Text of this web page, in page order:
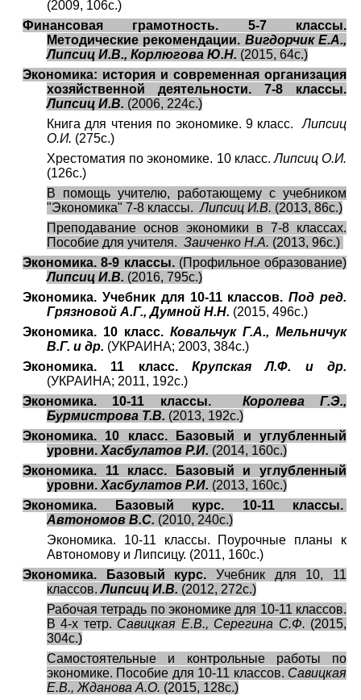
(2009, 106с.)
Финансовая грамотность. 5-7 классы.
Методические рекомендации. Вигдорчик Е.А.,
Липсиц И.В., Корлюгова Ю.Н. (2015, 64с.)
Экономика: история и современная организация
хозяйственной деятельности. 7-8 классы.
Липсиц И.В. (2006, 224с.)
Книга для чтения по экономике. 9 класс.
Липсиц
О.И. (275с.)
Хрестоматия по экономике. 10 класс.Липсиц О.И.
(126с.)
В помощь учителю, работающему с учебником
"Экономика" 7-8 классы.Липсиц И.В. (2013, 86с.)
Преподавание основ экономики в 7-8 классах.
Пособие для учителя. Заиченко Н.А. (2013, 96с.)
Экономика. 8-9 классы.(Профильное образование)
Липсиц И.В. (2016, 795с.)
Экономика. Учебник для 10-11 классов.Под ред.
Грязновой А.Г., Думной Н.Н. (2015, 496с.)
Экономика. 10 класс. Ковальчук Г.А., Мельничук
В.Г. и др. (УКРАИНА; 2003, 384с.)
Экономика. 11 класс. Крупская Л.Ф. и др.
(УКРАИНА; 2011, 192с.)
Экономика. 10-11 классы. Королева Г.Э.,
Бурмистрова Т.В. (2013, 192с.)
Экономика. 10 класс. Базовый и углубленный
уровни. Хасбулатов Р.И. (2014, 160с.)
Экономика. 11 класс. Базовый и углубленный
уровни. Хасбулатов Р.И. (2013, 160с.)
Экономика. Базовый курс. 10-11 классы.
Автономов В.С. (2010, 240с.)
Экономика. 10-11 классы. Поурочные планы к
Автономову и Липсицу. (2011, 160с.)
Экономика. Базовый курс. Учебник для 10, 11
классов.Липсиц И.В. (2012, 272с.)
Рабочая тетрадь по экономике для 10-11 классов.
В 4-х тетр. Савицкая Е.В., Серегина С.Ф. (2015,
304с.)
Самостоятельные и контрольные работы по
экономике. Пособие для 10-11 классов. Савицкая
Е.В., Жданова А.О. (2015, 128с.)